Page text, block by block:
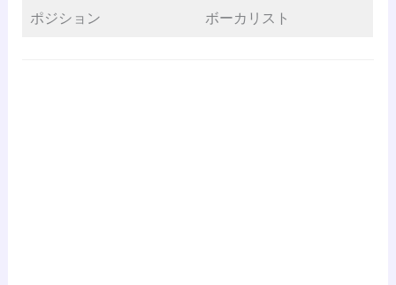
ポジション ボーカリスト